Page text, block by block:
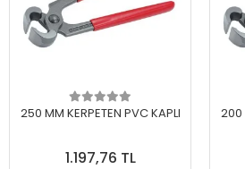
250 MM KERPETEN PVC KAPLI
1.197,76 TL
200